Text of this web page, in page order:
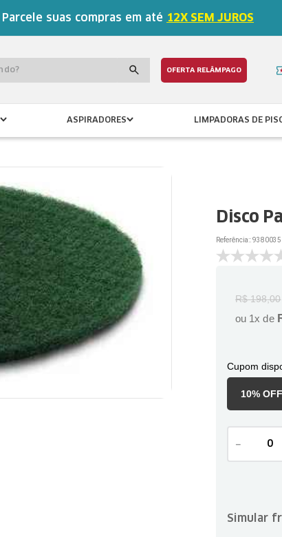
Parcele suas compras em até 12X SEM JUROS
OFERTA RELÂMPAGO
ASPIRADORES LIMPADORAS DE
Disco
Referência::
R$ 198,00
ou 1x de
Cupom
10%
－